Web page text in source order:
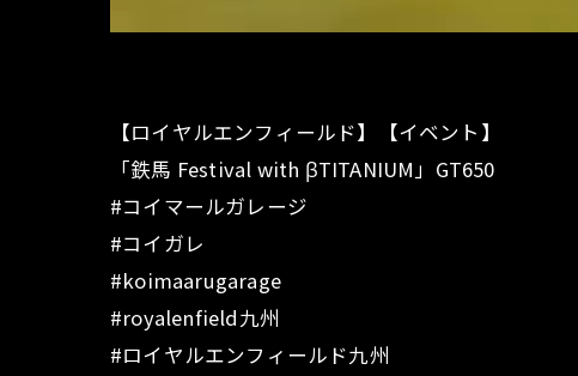
【ロイヤルエンフィールド】【イベント】
「鉄馬 Festival with βTITANIUM」GT650
#コイマールガレージ
#コイガレ
#koimaarugarage
#royalenfield九州
#ロイヤルエンフィールド九州